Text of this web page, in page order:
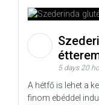
5 days 20
A hétfő is lehet a
finom ebéddel